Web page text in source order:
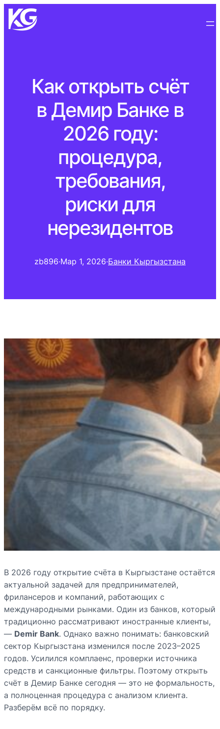
Как открыть счёт
в Демир Банке в
2026 году:
процедура,
требования,
риски для
нерезидентов
zb896·Мар 1, 2026·Банки Кыргызстана
В 2026 году открытие счёта в Кыргызстане остаётся
актуальной задачей для предпринимателей,
фрилансеров и компаний, работающих с
международными рынками. Один из банков, который
традиционно рассматривают иностранные клиенты,
— Demir Bank. Однако важно понимать: банковский
сектор Кыргызстана изменился после 2023–2025
годов. Усилился комплаенс, проверки источника
средств и санкционные фильтры. Поэтому открыть
счёт в Демир Банке сегодня — это не формальность,
а полноценная процедура с анализом клиента.
Разберём всё по порядку.